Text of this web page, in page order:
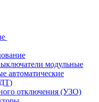
модульные
автоматические
отключения (УЗО)